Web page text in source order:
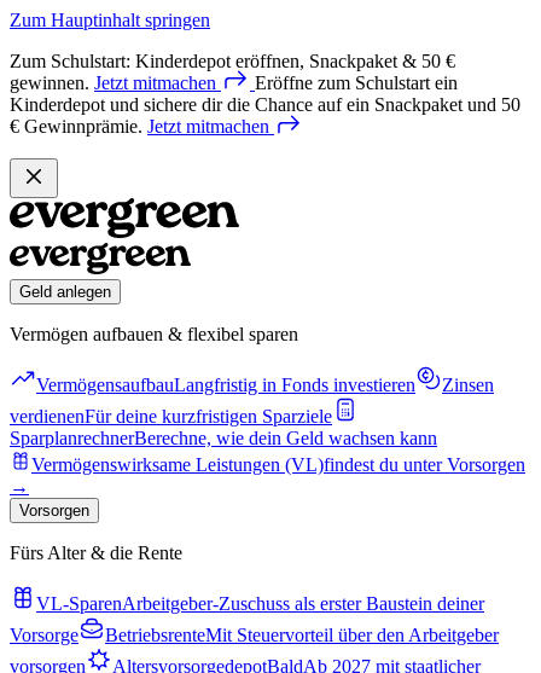
Zum Hauptinhalt springen
Zum Schulstart: Kinderdepot eröffnen, Snackpaket & 50 €
gewinnen. Jetzt mitmachen
Eröffne zum Schulstart ein
Kinderdepot und sichere dir die Chance auf ein Snackpaket und 50
€ Gewinnprämie. Jetzt mitmachen
Geld anlegen
Vermögen aufbauen & flexibel sparen
VermögensaufbauLangfristig in Fonds investieren
Zinsen
verdienenFür deine kurzfristigen Sparziele
SparplanrechnerBerechne, wie dein Geld wachsen kann
Vermögenswirksame Leistungen (VL)findest du unter Vorsorgen
→
Vorsorgen
Fürs Alter & die Rente
VL-SparenArbeitgeber-Zuschuss als erster Baustein deiner
Vorsorge
BetriebsrenteMit Steuervorteil über den Arbeitgeber
vorsorgen
AltersvorsorgedepotBaldAb 2027 mit staatlicher